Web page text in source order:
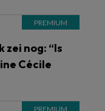
zei nog: “Is
Cécile